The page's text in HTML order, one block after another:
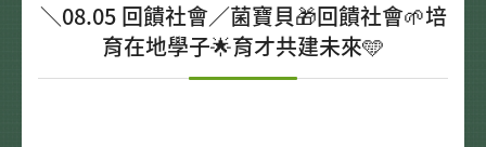
＼08.05 回饋社會／菌寶貝🎁回饋社會🌱培
育在地學子🌟育才共建未來🩵